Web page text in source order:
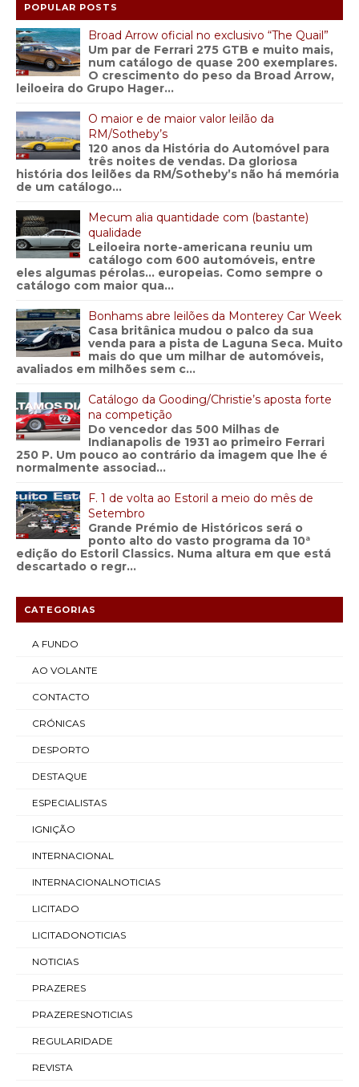
POPULAR POSTS
Broad Arrow oficial no exclusivo “The Quail”
Um par de Ferrari 275 GTB e muito mais,
num catálogo de quase 200 exemplares.
O crescimento do peso da Broad Arrow,
leiloeira do Grupo Hager...
O maior e de maior valor leilão da
RM/Sotheby’s
120 anos da História do Automóvel para
três noites de vendas. Da gloriosa
história dos leilões da RM/Sotheby’s não há memória
de um catálogo...
Mecum alia quantidade com (bastante)
qualidade
Leiloeira norte-americana reuniu um
catálogo com 600 automóveis, entre
eles algumas pérolas… europeias. Como sempre o
catálogo com maior qua...
Bonhams abre leilões da Monterey Car Week
Casa britânica mudou o palco da sua
venda para a pista de Laguna Seca. Muito
mais do que um milhar de automóveis,
avaliados em milhões sem c...
Catálogo da Gooding/Christie’s aposta forte
na competição
Do vencedor das 500 Milhas de
Indianapolis de 1931 ao primeiro Ferrari
250 P. Um pouco ao contrário da imagem que lhe é
normalmente associad...
F. 1 de volta ao Estoril a meio do mês de
Setembro
Grande Prémio de Históricos será o
ponto alto do vasto programa da 10ª
edição do Estoril Classics. Numa altura em que está
descartado o regr...
CATEGORIAS
A FUNDO
AO VOLANTE
CONTACTO
CRÓNICAS
DESPORTO
DESTAQUE
ESPECIALISTAS
IGNIÇÃO
INTERNACIONAL
INTERNACIONALNOTICIAS
LICITADO
LICITADONOTICIAS
NOTICIAS
PRAZERES
PRAZERESNOTICIAS
REGULARIDADE
REVISTA